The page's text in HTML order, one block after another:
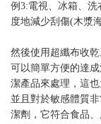
例3:電視、冰箱、
度地減少刮傷(木漿
然後使用超纖布收乾
可以簡單方便的達
潔產品來處理，這
並且對於敏感體質
潔劑，它符合食品